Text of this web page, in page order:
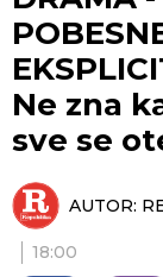
Ne zna
sve se
AUTOR:
18:00